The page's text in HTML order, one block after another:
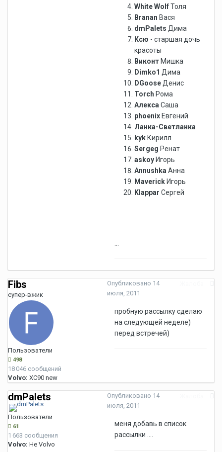
WhiteWolfТоля
Branan Вася
dmPalets Дима
Ксю - старшая дочь
красоты
Виконт Мишка
Dimko1 Дима
DGoose Денис
Torch Рома
Алекса Саша
phoenix Евгений
Ланка-Светланка
kyk Кирилл
Sergeg Ренат
askoy Игорь
Annushka Анна
Maverick Игорь
Klappar Сергей
Fibs
супер-вжик
Пользователи
498
18 046 сообщений
Volvo: XC90 new
Опубликовано 14
июля, 2011
пробную рассылку сделаю
на следующей неделе)
перед встречей)
dmPalets
Пользователи
61
1 663 сообщения
Volvo: Не Volvo
Опубликовано 14
июля, 2011
меня добавь в список
рассылки ....